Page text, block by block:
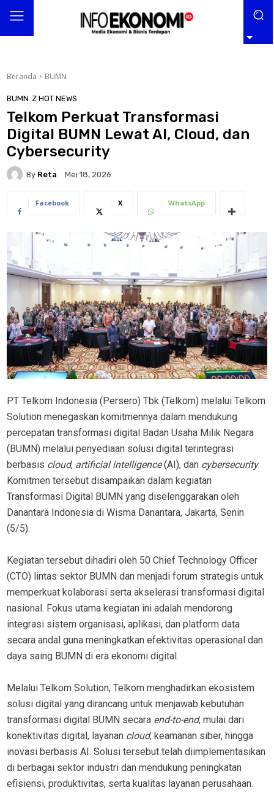
Beranda BUMN
BUMN Z HOT NEWS
Telkom Perkuat Transformasi
Digital BUMN Lewat AI, Cloud, dan
Cybersecurity
By Reta Mei 18, 2026
Facebook X WhatsApp
PT Telkom Indonesia (Persero) Tbk (Telkom) melalui Telkom
Solution menegaskan komitmennya dalam mendukung
percepatan transformasi digital Badan Usaha Milik Negara
(BUMN) melalui penyediaan solusi digital terintegrasi
berbasis cloud, artificial intelligence(AI), dan cybersecurity.
Komitmen tersebut disampaikan dalam kegiatan
Transformasi Digital BUMN yang diselenggarakan oleh
Danantara Indonesia di Wisma Danantara, Jakarta, Senin
(5/5).
Kegiatan tersebut dihadiri oleh 50 Chief Technology Officer
(CTO) lintas sektor BUMN dan menjadi forum strategis untuk
memperkuat kolaborasi serta akselerasi transformasi digital
nasional. Fokus utama kegiatan ini adalah mendorong
integrasi sistem organisasi, aplikasi, dan platform data
secara andal guna meningkatkan efektivitas operasional dan
daya saing BUMN di era ekonomi digital.
Melalui Telkom Solution, Telkom menghadirkan ekosistem
solusi digital yang dirancang untuk menjawab kebutuhan
transformasi digital BUMN secara end-to-end, mulai dari
konektivitas digital, layanan cloud, keamanan siber, hingga
inovasi berbasis AI. Solusi tersebut telah diimplementasikan
di berbagai sektor industri dan mendukung peningkatan
efisiensi, produktivitas, serta kualitas layanan perusahaan.